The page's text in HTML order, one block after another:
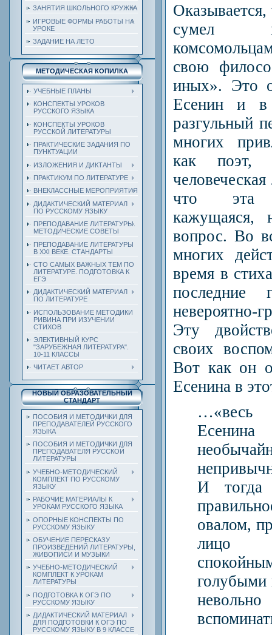
ЗАНЯТИЯ ШКОЛЬНОГО КРУЖКА
ИГРОВЫЕ ФОРМЫ РАБОТЫ НА
УРОКЕ
ЗАДАНИЕ НА ЛЕТО
МЕТОДИЧЕСКАЯ КОПИЛКА
УЧЕБНЫЕ ПЛАНЫ
КОНСПЕКТЫ УРОКОВ
РУССКОГО ЯЗЫКА
КОНСПЕКТЫ УРОКОВ
РУССКОЙ ЛИТЕРАТУРЫ
ПРАКТИЧЕСКИЕ ЗАДАНИЯ ПО
ПУНКТУАЦИИ
ИЗЛОЖЕНИЯ И ДИКТАНТЫ
ПРАКТИКУМ ПО ЛИТЕРАТУРЕ
ВНЕКЛАССНЫЕ МЕРОПРИЯТИЯ
ДИДАКТИЧЕСКИЙ МАТЕРИАЛ
ПО РУССКОМУ ЯЗЫКУ
ПРЕПОДАВАНИЕ ЛИТЕРАТУРЫ.
МЕТОДИЧЕСКИЕ СОВЕТЫ
ПРЕПОДАВАНИЕ ЛИТЕРАТУРЫ
В XXI ВЕКЕ. СТАНДАРТЫ
СТО САМЫХ ВАЖНЫХ ТЕМ ПО
ЛИТЕРАТУРЕ. ПОДГОТОВКА К
ЕГЭ
ДИДАКТИЧЕСКИЙ МАТЕРИАЛ
ПО ЛИТЕРАТУРЕ
ИСПОЛЬЗОВАНИЕ МЕТОДИКИ
РИВИНА ПРИ ИЗУЧЕНИИ
СТИХОВ
ЭЛЕКТИВНЫЙ КУРС
"ЗАРУБЕЖНАЯ ЛИТЕРАТУРА".
10-11 КЛАССЫ
ЧИТАЕТ АВТОР
НОВЫЙ ОБРАЗОВАТЕЛЬНЫЙ
СТАНДАРТ
ПОСОБИЯ И МЕТОДИЧКИ ДЛЯ
ПРЕПОДАВАТЕЛЕЙ РУССКОГО
ЯЗЫКА
ПОСОБИЯ И МЕТОДИЧКИ ДЛЯ
ПРЕПОДАВАТЕЛЯ РУССКОЙ
ЛИТЕРАТУРЫ
УЧЕБНО-МЕТОДИЧЕСКИЙ
КОМПЛЕКТ ПО РУССКОМУ
ЯЗЫКУ
РАБОЧИЕ МАТЕРИАЛЫ К
УРОКАМ РУССКОГО ЯЗЫКА
ОПОРНЫЕ КОНСПЕКТЫ ПО
РУССКОМУ ЯЗЫКУ
ОБУЧЕНИЕ ПЕРЕСКАЗУ
ПРОИЗВЕДЕНИЙ ЛИТЕРАТУРЫ,
ЖИВОПИСИ И МУЗЫКИ
УЧЕБНО-МЕТОДИЧЕСКИЙ
КОМПЛЕКТ К УРОКАМ
ЛИТЕРАТУРЫ
ПОДГОТОВКА К ОГЭ ПО
РУССКОМУ ЯЗЫКУ
ДИДАКТИЧЕСКИЙ МАТЕРИАЛ
ДЛЯ ПОДГОТОВКИ К ОГЭ ПО
РУССКОМУ ЯЗЫКУ В 9 КЛАССЕ
сумел
свою
иных». Это
Есенин и
разгульный
многих
как поэт,
что эта
кажущаяся,
вопрос. Во
многих
время в
последние
невероятно-
Эту
своих
Вот как он
Есенина в
И тогда
овалом,
лицо
голубыми